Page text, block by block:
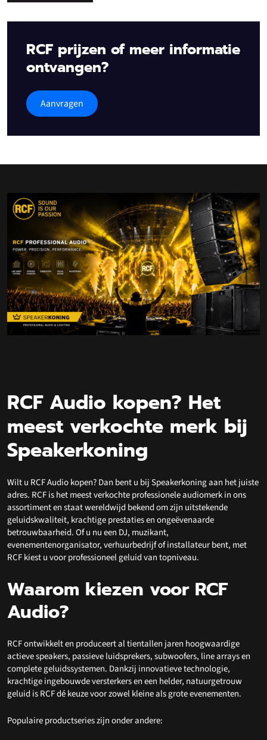
RCF prijzen of meer informatie
ontvangen?
Aanvragen
RCF Audio kopen? Het
meest verkochte merk bij
Speakerkoning
Wilt u RCF Audio kopen? Dan bent u bij Speakerkoning aan het juiste
adres. RCF is het meest verkochte professionele audiomerk in ons
assortiment en staat wereldwijd bekend om zijn uitstekende
geluidskwaliteit, krachtige prestaties en ongeëvenaarde
betrouwbaarheid. Of u nu een DJ, muzikant,
evenementenorganisator, verhuurbedrijf of installateur bent, met
RCF kiest u voor professioneel geluid van topniveau.
Waarom kiezen voor RCF
Audio?
RCF ontwikkelt en produceert al tientallen jaren hoogwaardige
actieve speakers, passieve luidsprekers, subwoofers, line arrays en
complete geluidssystemen. Dankzij innovatieve technologie,
krachtige ingebouwde versterkers en een helder, natuurgetrouw
geluid is RCF dé keuze voor zowel kleine als grote evenementen.
Populaire productseries zijn onder andere: